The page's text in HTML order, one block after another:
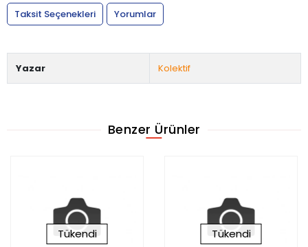
Taksit Seçenekleri
Yorumlar
Yazar Kolektif
Benzer Ürünler
Tükendi Tükendi